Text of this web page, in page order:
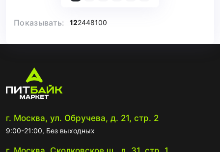
Показывать: 122448100
г. Москва, ул. Обручева, д. 21, стр. 2
9:00-21:00, Без выходных